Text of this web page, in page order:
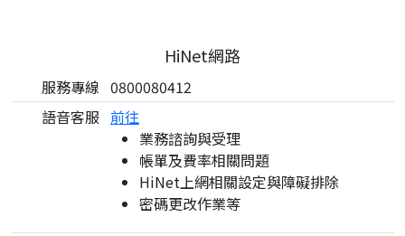
HiNet網路
服務專線 0800080412
語音客服 前往
業務諮詢與受理
帳單及費率相關問題
HiNet上網相關設定與障礙排除
密碼更改作業等